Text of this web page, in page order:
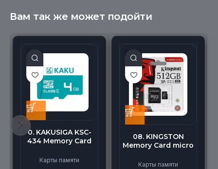
Вам так же может подойти
0. KAKUSIGA KSC-
434 Memory Card
High Speed (4G)
Карты памяти
08. KINGSTON
Memory Card micro
Карты памяти